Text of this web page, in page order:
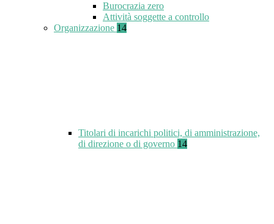
Burocrazia zero
Attività soggette a controllo
Organizzazione 14
Titolari di incarichi politici, di amministrazione,
di direzione o di governo 14